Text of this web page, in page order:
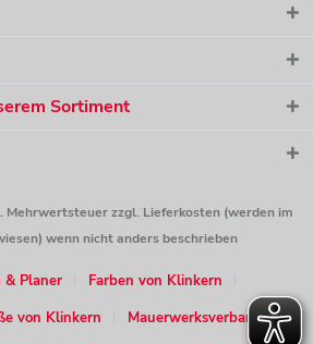
Sortiment
Mehrwertsteuer zzgl. Lieferkosten (werden im
wenn nicht anders beschrieben
& Planer
Farben von Klinkern
von Klinkern
Mauerwerksverband